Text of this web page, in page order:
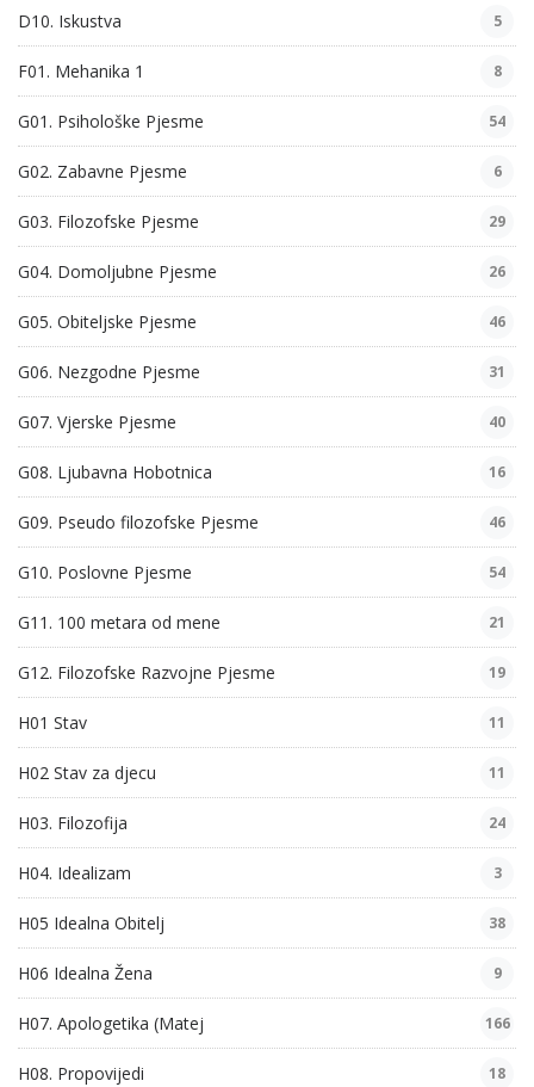
D10. Iskustva 5
F01. Mehanika 1 8
G01. Psihološke Pjesme 54
G02. Zabavne Pjesme 6
G03. Filozofske Pjesme 29
G04. Domoljubne Pjesme 26
G05. Obiteljske Pjesme 46
G06. Nezgodne Pjesme 31
G07. Vjerske Pjesme 40
G08. Ljubavna Hobotnica 16
G09. Pseudo filozofske Pjesme 46
G10. Poslovne Pjesme 54
G11. 100 metara od mene 21
G12. Filozofske Razvojne Pjesme 19
H01 Stav 11
H02 Stav za djecu 11
H03. Filozofija 24
H04. Idealizam 3
H05 Idealna Obitelj 38
H06 Idealna Žena 9
H07. Apologetika (Matej 166
H08. Propovijedi 18